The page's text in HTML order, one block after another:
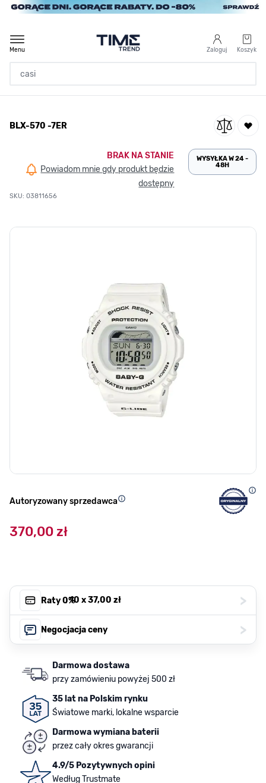
Przejdź do treści
Zaloguj Koszyk
Menu
/
BLX-570 -7ER
BLX-570 -7ER
BRAK NA STANIE
Powiadom mnie gdy produkt będzie
dostępny
SKU: 03811656
WYSYŁKA W 24 -
48H
Autoryzowany sprzedawca
370,00 zł
Raty 0%, 10 x37,00 zł >
Negocjacja ceny >
Darmowa dostawa
przy zamówieniu powyżej 500 zł
35 lat na Polskim rynku
Światowe marki, lokalne wsparcie
Darmowa wymiana baterii
przez cały okres gwarancji
4.9/5 Pozytywnych opini
Według Trustmate